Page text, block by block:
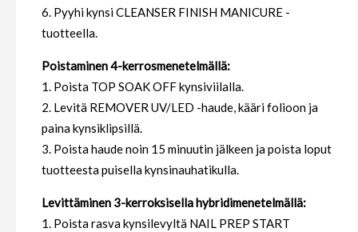
6. Pyyhi kynsi CLEANSER FINISH MANICURE -
tuotteella.
Poistaminen 4-kerrosmenetelmällä:
1. Poista TOP SOAK OFF kynsiviilalla.
2. Levitä REMOVER UV/LED -haude, kääri folioon ja
paina kynsiklipsillä.
3. Poista haude noin 15 minuutin jälkeen ja poista loput
tuotteesta puisella kynsinauhatikulla.
Levittäminen 3-kerroksisella hybridimenetelmällä:
1. Poista rasva kynsilevyltä NAIL PREP START